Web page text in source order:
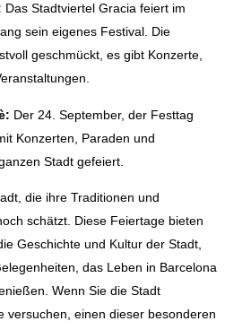
Das Stadtviertel Gracia feiert im
sein eigenes Festival. Die
geschmückt, es gibt Konzerte,
Der 24. September, der Festtag
Konzerten, Paraden und
Stadt gefeiert.
die ihre Traditionen und
schätzt. Diese Feiertage bieten
Geschichte und Kultur der Stadt,
das Leben in Barcelona
Wenn Sie die Stadt
versuchen, einen dieser besonderen